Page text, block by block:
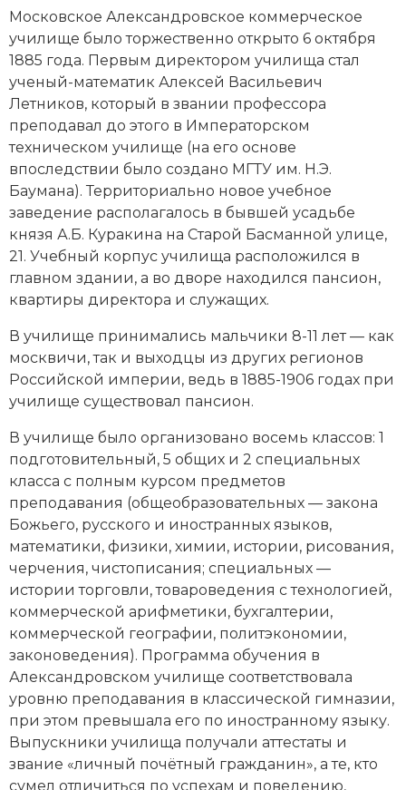
Специальные исторические дисциплины
СССР
Южная Америка
Московское Александровское коммерческое
училище было торжественно открыто 6 октября
1885 года. Первым директором училища стал
ученый-математик Алексей Васильевич
Летников, который в звании профессора
преподавал до этого в Императорском
техническом училище (на его основе
впоследствии было создано МГТУ им. Н.Э.
Баумана). Территориально новое учебное
заведение располагалось в бывшей усадьбе
князя А.Б. Куракина на Старой Басманной улице,
21. Учебный корпус училища расположился в
главном здании, а во дворе находился пансион,
квартиры директора и служащих.
В училище принимались мальчики 8-11 лет — как
москвичи, так и выходцы из других регионов
Российской империи, ведь в 1885-1906 годах при
училище существовал пансион.
В училище было организовано восемь классов: 1
подготовительный, 5 общих и 2 специальных
класса с полным курсом предметов
преподавания (общеобразовательных — закона
Божьего, русского и иностранных языков,
математики, физики, химии, истории, рисования,
черчения, чистописания; специальных —
истории торговли, товароведения с технологией,
коммерческой арифметики, бухгалтерии,
коммерческой географии, политэкономии,
законоведения). Программа обучения в
Александровском училище соответствовала
уровню преподавания в классической гимназии,
при этом превышала его по иностранному языку.
Выпускники училища получали аттестаты и
звание «личный почётный гражданин», а те, кто
сумел отличиться по успехам и поведению,